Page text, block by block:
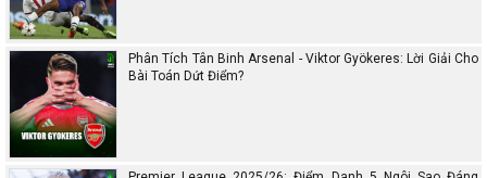
Phân Tích Tân Binh Arsenal - Viktor Gyökeres: Lời Giải Cho
Bài Toán Dứt Điểm?